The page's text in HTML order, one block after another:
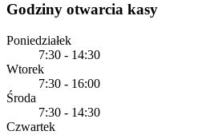
Godziny otwarcia kasy
Poniedziałek
7:30 - 14:30
Wtorek
7:30 - 16:00
Środa
7:30 - 14:30
Czwartek